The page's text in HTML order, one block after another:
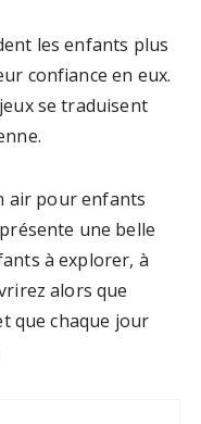
les enfants plus
confiance en eux.
se traduisent
air pour enfants
une belle
à explorer, à
alors que
que chaque jour